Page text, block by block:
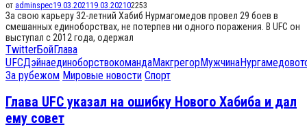
от adminspec19.03.2021 19.03.202102253
За свою карьеру 32-летний Хабиб Нурмагомедов провел 29 боев в
смешанных единоборствах, не потерпев ни одного поражения. В UFC он
выступал с 2012 года, одержал
TwitterБойГлава
UFCДэйнаединоборствокомандаМакгрегор МужчинаНургамедов
За рубежом Мировые новости Спорт
Глава UFC указал на ошибку Нового Хабиба и дал
ему совет